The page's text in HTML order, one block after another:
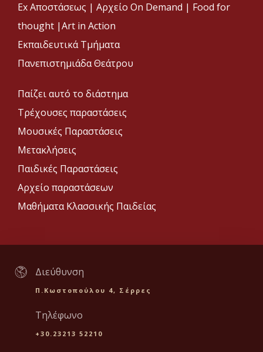
Ex Αποστάσεως | Αρχείο On Demand | Food for
thought |Art in Action
Εκπαιδευτικά Τμήματα
Πανεπιστημιάδα Θεάτρου
Παίζει αυτό το διάστημα
Τρέχουσες παραστάσεις
Μουσικές Παραστάσεις
Μετακλήσεις
Παιδικές Παραστάσεις
Αρχείο παραστάσεων
Μαθήματα Κλασσικής Παιδείας
Διεύθυνση
Π.Κωστοπούλου 4, Σέρρες
Τηλέφωνο
+30.23213 52210